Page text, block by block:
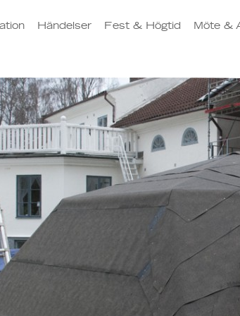
Händelser Fest & Högtid Möte &